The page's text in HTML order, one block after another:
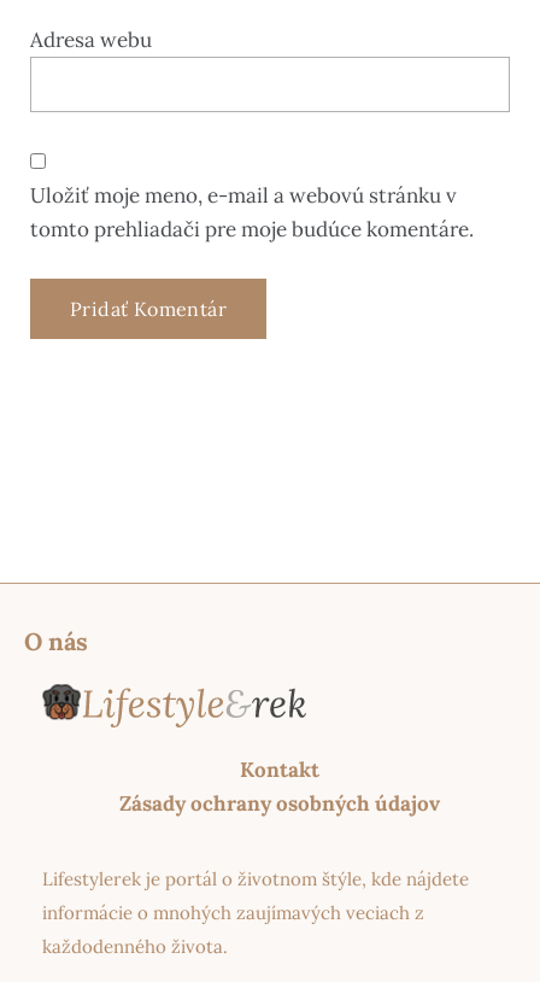
Adresa webu
Uložiť moje meno, e-mail a webovú stránku v
tomto prehliadači pre moje budúce komentáre.
O nás
Kontakt
Zásady ochrany osobných údajov
Lifestylerek je portál o životnom štýle, kde nájdete
informácie o mnohých zaujímavých veciach z
každodenného života.